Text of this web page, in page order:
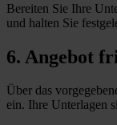
Bereiten Sie Ihre
und halten Sie
6. Angebot
Über das
ein. Ihre Unterlagen